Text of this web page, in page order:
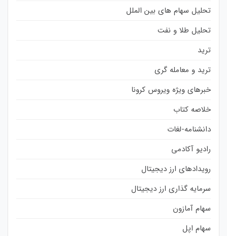
تحلیل سهام های بین الملل
تحلیل طلا و نفت
ترید
ترید و معامله گری
خبرهای ویژه ویروس کرونا
خلاصه کتاب
دانشنامه-لغات
رادیو آکادمی
رویدادهای ارز دیجیتال
سرمایه گذاری ارز دیجیتال
سهام آمازون
سهام اپل